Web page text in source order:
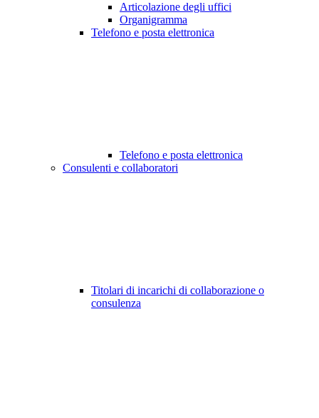
Articolazione degli uffici
Organigramma
Telefono e posta elettronica
Telefono e posta elettronica
Consulenti e collaboratori
Titolari di incarichi di collaborazione o
consulenza